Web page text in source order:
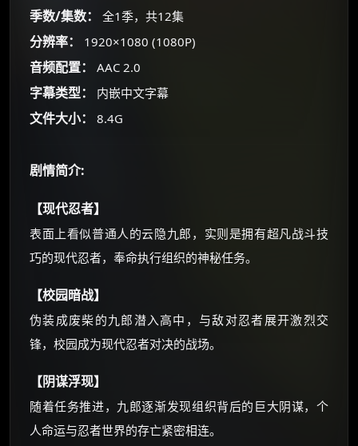
季数/集数： 全1季，共12集
分辨率： 1920×1080 (1080P)
音频配置： AAC 2.0
字幕类型： 内嵌中文字幕
文件大小： 8.4G
剧情简介:
【现代忍者】
表面上看似普通人的云隐九郎，实则是拥有超凡战斗技
巧的现代忍者，奉命执行组织的神秘任务。
【校园暗战】
伪装成废柴的九郎潜入高中，与敌对忍者展开激烈交
锋，校园成为现代忍者对决的战场。
【阴谋浮现】
随着任务推进，九郎逐渐发现组织背后的巨大阴谋，个
人命运与忍者世界的存亡紧密相连。
☕
朋友们辛苦了 💦
你需要的各种会员，都可低价购买！
价格有浮动，请直接搜索查最低价！
☕ 海外大侠？通过 Ko-fi 赐茶